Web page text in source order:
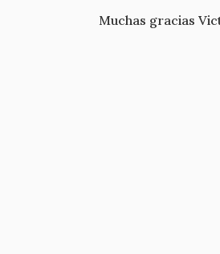
Muchas gracias